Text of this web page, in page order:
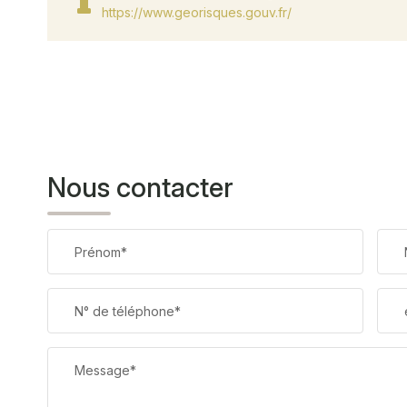
https://www.georisques.gouv.fr/
Nous contacter
Prénom*
N° de téléphone*
Message*